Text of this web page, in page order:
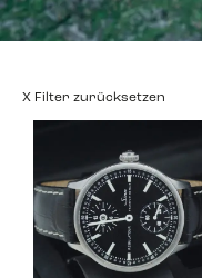
X Filter zurücksetzen